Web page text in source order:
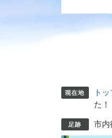
ト
た！
市内